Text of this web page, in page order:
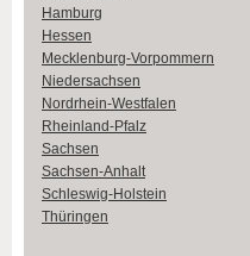
Hamburg
Hessen
Mecklenburg-Vorpommern
Niedersachsen
Nordrhein-Westfalen
Rheinland-Pfalz
Sachsen
Sachsen-Anhalt
Schleswig-Holstein
Thüringen